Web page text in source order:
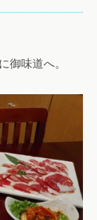
味道へ。